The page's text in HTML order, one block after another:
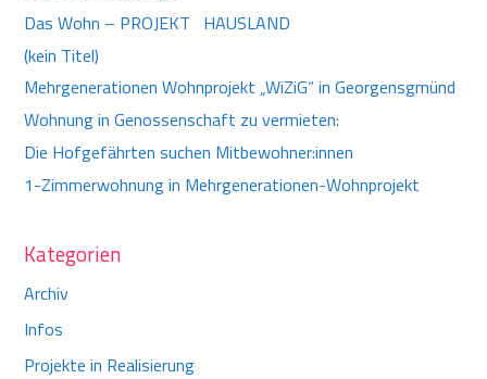
Das Wohn – PROJEKT HAUSLAND
(kein Titel)
Mehrgenerationen Wohnprojekt „WiZiG“ in Georgensgmünd
Wohnung in Genossenschaft zu vermieten:
Die Hofgefährten suchen Mitbewohner:innen
1-Zimmerwohnung in Mehrgenerationen-Wohnprojekt
Kategorien
Archiv
Infos
Projekte in Realisierung